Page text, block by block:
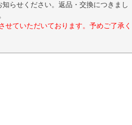
らせください。返品・交換につきまし
ていただいております。予めご了承く